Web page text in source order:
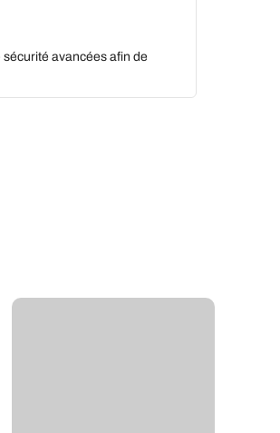
avancées afin de